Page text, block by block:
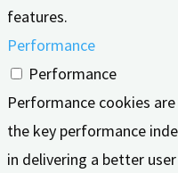
features.
Performance
Performance
Performance cookies
the key performance
in delivering a better